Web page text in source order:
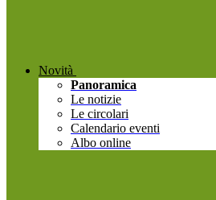
Novità
Panoramica
Le notizie
Le circolari
Calendario eventi
Albo online